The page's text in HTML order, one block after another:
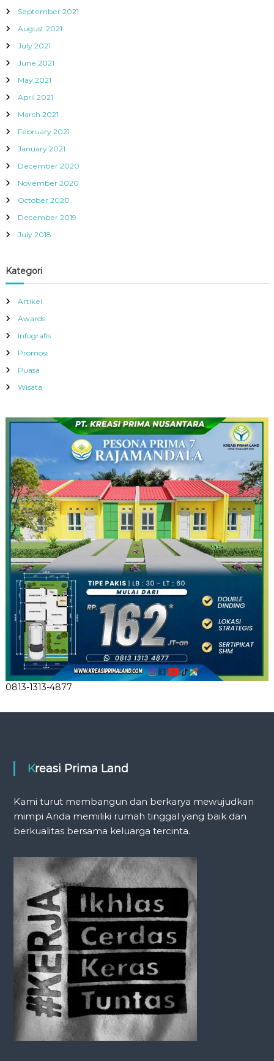
September 2021
August 2021
July 2021
June 2021
May 2021
April 2021
March 2021
February 2021
January 2021
December 2020
November 2020
October 2020
December 2019
July 2018
Kategori
Artikel
Awards
Infografis
Promosi
Puasa
Wisata
0813-1313-4877
Kreasi Prima Land
Kami turut membangun dan berkarya mewujudkan
mimpi Anda memiliki rumah tinggal yang baik dan
berkualitas bersama keluarga tercinta.